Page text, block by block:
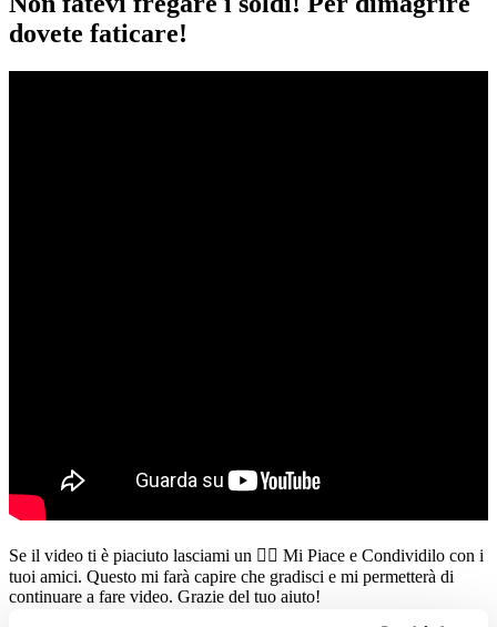
dovete faticare!
Se il video ti è piaciuto lasciami un 👍🏻 Mi Piace e Condividilo con i
tuoi amici. Questo mi farà capire che gradisci e mi permetterà di
continuare a fare video. Grazie del tuo aiuto!